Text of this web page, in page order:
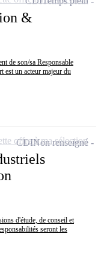
&
de son/sa Responsable
est un acteur majeur du
d'étude, de conseil et
seront les
CDINon renseigné
offre à ma sélection